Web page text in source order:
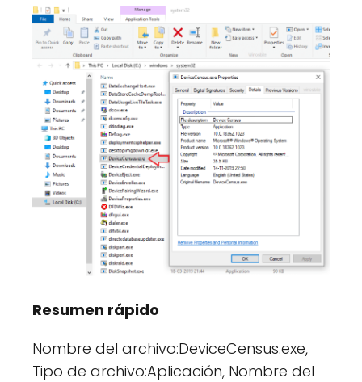
Resumen rápido
Nombre del archivo:DeviceCensus.exe,
Tipo de archivo:Aplicación, Nombre del